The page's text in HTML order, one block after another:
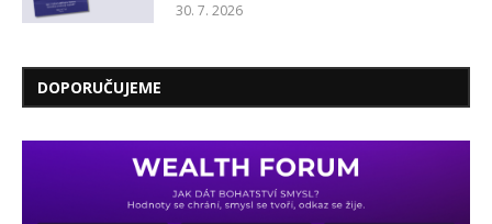
30. 7. 2026
DOPORUČUJEME